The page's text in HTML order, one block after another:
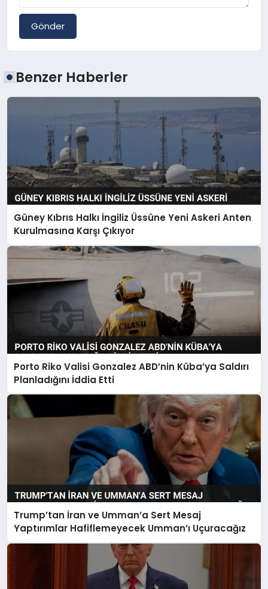
Gönder
Benzer Haberler
Güney Kıbrıs Halkı İngiliz Üssüne Yeni Askeri Anten
Kurulmasına Karşı Çıkıyor
Porto Riko Valisi Gonzalez ABD’nin Küba’ya Saldırı
Planladığını İddia Etti
Trump’tan İran ve Umman’a Sert Mesaj
Yaptırımlar Hafiflemeyecek Umman’ı Uçuracağız